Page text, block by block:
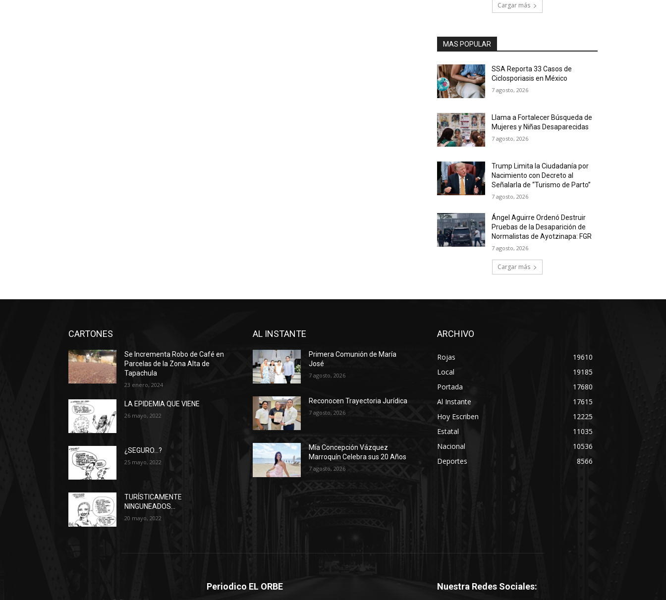
Cargar más
MAS POPULAR
SSA Reporta 33 Casos de
Ciclosporiasis en México
7 agosto, 2026
Llama a Fortalecer Búsqueda de
Mujeres y Niñas Desaparecidas
7 agosto, 2026
Trump Limita la Ciudadanía por
Nacimiento con Decreto al
Señalarla de “Turismo de Parto”
7 agosto, 2026
Ángel Aguirre Ordenó Destruir
Pruebas de la Desaparición de
Normalistas de Ayotzinapa: FGR
7 agosto, 2026
Cargar más
CARTONES
Se Incrementa Robo de Café en
Parcelas de la Zona Alta de
Tapachula
23 enero, 2024
LA EPIDEMIA QUE VIENE
26 mayo, 2022
¿SEGURO…?
25 mayo, 2022
TURÍSTICAMENTE
NINGUNEADOS…
20 mayo, 2022
AL INSTANTE
Primera Comunión de María
José
7 agosto, 2026
Reconocen Trayectoria Jurídica
7 agosto, 2026
Mía Concepción Vázquez
Marroquín Celebra sus 20 Años
7 agosto, 2026
ARCHIVO
Rojas
19610
Local
19185
Portada
17680
Al Instante
17615
Hoy Escriben
12225
Estatal
11035
Nacional
10536
Deportes
8566
Periodico EL ORBE Nuestra Redes Sociales: